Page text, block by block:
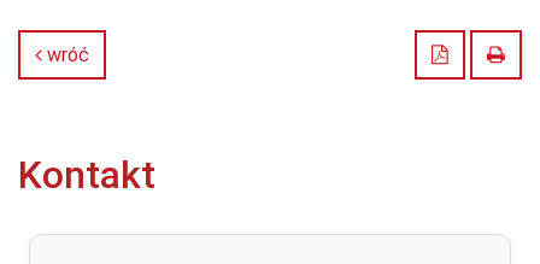
wróć Zapisz do
Kontakt